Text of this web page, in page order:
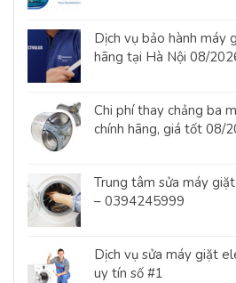
Dịch vụ bảo hành máy
hãng tại Hà Nội 08/
Chi phí thay chảng ba
chính hãng, giá tốt 08/
Trung tâm sửa máy
– 0394245999
Dịch vụ sửa máy giặt
uy tín số #1